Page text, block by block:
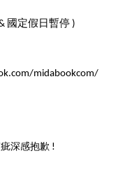
國定假日暫停 )
midabookcom/
深感抱歉 !